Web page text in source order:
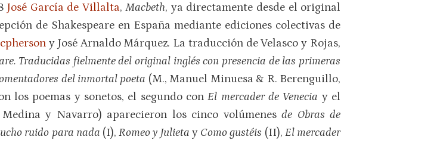
José García de Villalta,Macbeth, ya directamente desde el original
de Shakespeare en España mediante ediciones colectivas de
y José Arnaldo Márquez. La traducción de Velasco y Rojas,
Traducidas fielmente del original inglés con presencia de las primeras
del inmortal poeta (M., Manuel Minuesa & R. Berenguillo,
los poemas y sonetos, el segundo conEl mercader de Venecia y el
y Navarro) aparecieron los cinco volúmenesde Obras de
ruido para nada (I),Romeo y Julieta y Como gustéis (II), El mercader